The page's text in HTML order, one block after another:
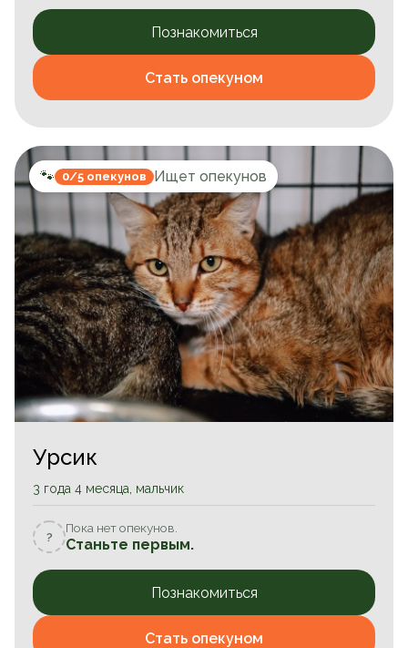
Познакомиться
Стать опекуном
🐾 0/5 опекунов Ищет опекунов
Урсик
3 года 4 месяца, мальчик
?
Пока нет опекунов.
Станьте первым.
Познакомиться
Стать опекуном